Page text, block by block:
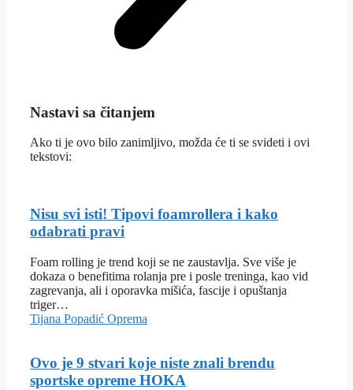
Nastavi sa čitanjem
Ako ti je ovo bilo zanimljivo, možda će ti se svideti i ovi
tekstovi:
Nisu svi isti! Tipovi foamrollera i kako
odabrati pravi
Foam rolling je trend koji se ne zaustavlja. Sve više je
dokaza o benefitima rolanja pre i posle treninga, kao vid
zagrevanja, ali i oporavka mišića, fascije i opuštanja
triger…
Tijana Popadić Oprema
Ovo je 9 stvari koje niste znali brendu
sportske opreme HOKA